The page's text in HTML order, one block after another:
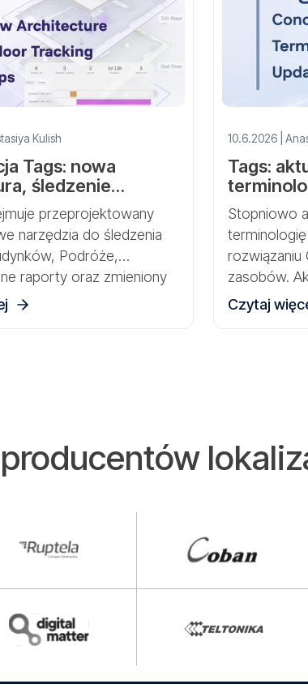
Kulish
Tags: nowa
śledzenie
Podróże
przeprojektowany
narzędzia do śledzenia
Podróże,
raporty oraz zmieniony
do pracy z Bramkami,
10.6.2026 |
Tags:
Stopniowo
rozwiązaniu
zasobów.
bardziej
Czytaj